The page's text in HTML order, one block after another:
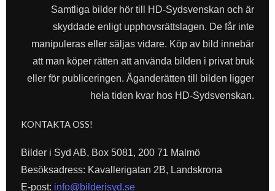
Samtliga bilder hör till HD-Sydsvenskan och är
skyddade enligt upphovsrättslagen. De får inte
manipuleras eller säljas vidare. Köp av bild innebär
att man köper rätten att använda bilden i privat bruk
eller för publiceringen. Äganderätten till bilden ligger
hela tiden kvar hos HD-Sydsvenskan.
KONTAKTA OSS!
Bilder i Syd AB, Box 5081, 200 71 Malmö
Besöksadress: Kavallerigatan 2B, Landskrona
E-post: info@bilderisyd.se